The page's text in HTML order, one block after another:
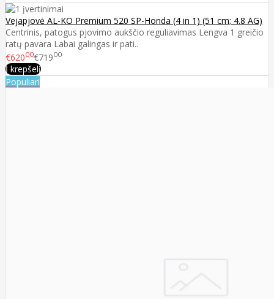
Vejapjovė AL-KO Premium 520 SP-Honda (4 in 1) (51 cm; 4.8 AG)
Centrinis, patogus pjovimo aukščio reguliavimas Lengva 1 greičio
ratų pavara Labai galingas ir pati..
€62000€71900
Į krepšelį
Populiari